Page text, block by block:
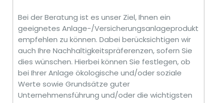
Bei der Beratung ist es unser Ziel, Ihnen ein
geeignetes Anlage-/Versicherungsanlageprodukt
empfehlen zu können. Dabei berücksichtigen wir
auch Ihre Nachhaltigkeitspräferenzen, sofern Sie
dies wünschen. Hierbei können Sie festlegen, ob
bei Ihrer Anlage ökologische und/oder soziale
Werte sowie Grundsätze guter
Unternehmensführung und/oder die wichtigsten